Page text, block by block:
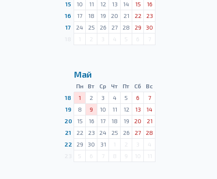
15
10 11 12 13 14 15
16
16
17 18 19 20 21 22
23
17
24 25 26 27 28 29
30
1 2 3 4 5 6 7
Май
Пн Вт Ср Чт Пт Сб
Вс
18
1 2 3 4 5 6
7
19
8 9 10 11 12 13
14
20
15 16 17 18 19 20
21
21
22 23 24 25 26 27
28
22
29 30 31 1 2 3
4
5 6 7 8 9 10 11